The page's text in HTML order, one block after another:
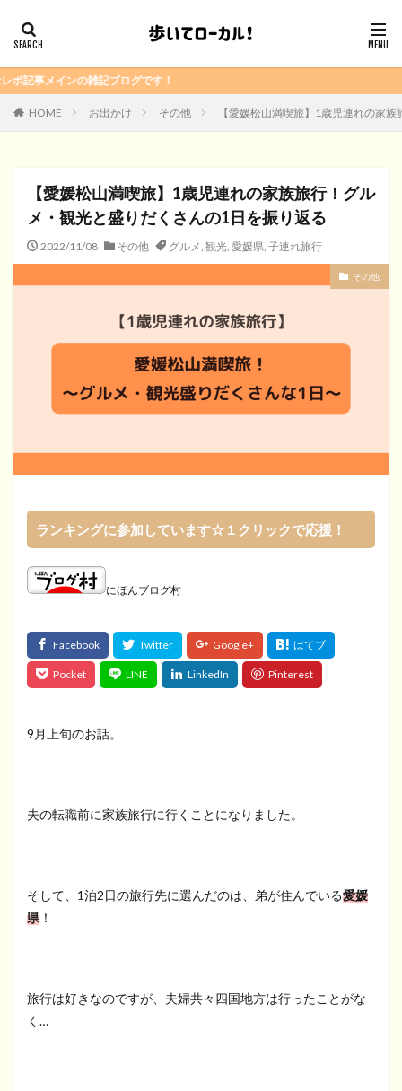
す！
HOME お出かけ その他 【愛媛松山満喫旅】1歳児連れの家
【愛媛松山満喫旅】1歳児連れの家族旅行！グル
メ・観光と盛りだくさんの1日を振り返る
2022/11/08 その他 グルメ, 観光, 愛媛県, 子連れ旅行
その他
ランキングに参加しています☆１クリックで応援！
にほんブログ村
9月上旬のお話。
夫の転職前に家族旅行に行くことになりました。
そして、1泊2日の旅行先に選んだのは、弟が住んでいる愛媛
県 ！
旅行は好きなのですが、夫婦共々四国地方は行ったことがな
く…